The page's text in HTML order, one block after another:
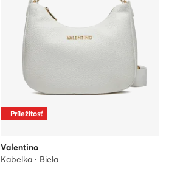
Príležitosť
Valentino
Kabelka · Biela